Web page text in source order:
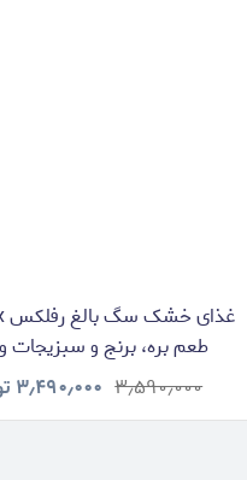
کیلوگرم ۳٫۵۹۰٫۰۰۰ ۳٫۴۹۰٫۰۰۰